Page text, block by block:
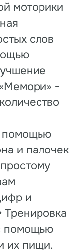
моторики
слов
−
помощью
и палочек
и
Тренировка
помощью
их пищи.